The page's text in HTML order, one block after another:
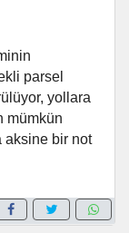
parsel
yollara
mümkün
aksine bir not